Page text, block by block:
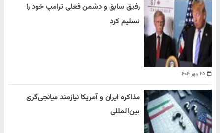
۲۵ مهر ۱۴۰۴
رفیق سابق و دشمن فعلی ترامپ خود را
تسلیم کرد
مذاکره ایران و آمریکا نیازمند میانجی‌گری
بین‌المللی